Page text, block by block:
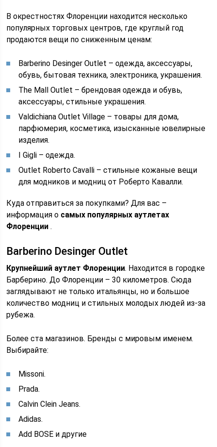
В окрестностях Флоренции находится несколько
популярных торговых центров, где круглый год
продаются вещи по сниженным ценам:
Barberino Desinger Outlet – одежда, аксессуары,
обувь, бытовая техника, электроника, украшения.
The Mall Outlet – брендовая одежда и обувь,
аксессуары, стильные украшения.
Valdichiana Outlet Village – товары для дома,
парфюмерия, косметика, изысканные ювелирные
изделия.
I Gigli – одежда.
Outlet Roberto Cavalli – стильные кожаные вещи
для модников и модниц от Роберто Кавалли.
Куда отправиться за покупками? Для вас –
информация о самых популярных аутлетах
Флоренции .
Barberino Desinger Outlet
Крупнейший аутлет Флоренции. Находится в городке
Барберино. До Флоренции – 30 километров. Сюда
заглядывают не только итальянцы, но и большое
количество модниц и стильных молодых людей из-за
рубежа.
Более ста магазинов. Бренды с мировым именем.
Выбирайте:
Missoni.
Prada.
Calvin Clein Jeans.
Adidas.
Add BOSE и другие